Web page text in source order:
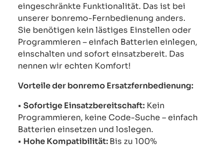
eingeschränkte Funktionalität. Das ist bei
unserer bonremo-Fernbedienung anders.
Sie benötigen kein lästiges Einstellen oder
Programmieren – einfach Batterien einlegen,
einschalten und sofort einsatzbereit. Das
nennen wir echten Komfort!
Vorteile der bonremo Ersatzfernbedienung:
• Sofortige Einsatzbereitschaft: Kein
Programmieren, keine Code-Suche – einfach
Batterien einsetzen und loslegen.
• Hohe Kompatibilität:Bis zu 100%